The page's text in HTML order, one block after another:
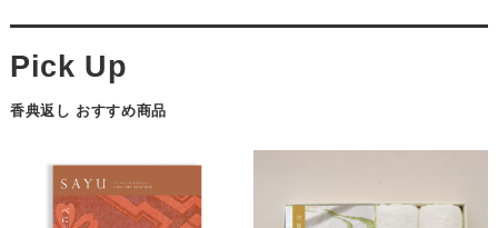
香典返し おすすめ商品